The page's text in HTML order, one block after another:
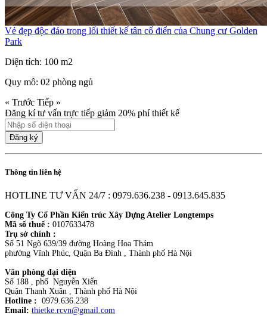
Vẻ đẹp độc đáo trong lối thiết kế tân cổ điển của Chung cư Golden
Park
Diện tích: 100 m2
Quy mô: 02 phòng ngủ
« Trước Tiếp »
Đăng kí tư vấn trực tiếp giảm 20% phí thiết kế
Đăng ký
Thông tin liên hệ
HOTLINE TƯ VẤN 24/7 : 0979.636.238 - 0913.645.835
Công Ty Cổ Phần Kiến trúc Xây Dựng Atelier Longtemps
Mã số thuế : 0107633478
Trụ sở chính :
Số 51 Ngõ 639/39 đường Hoàng Hoa Thám
phường Vĩnh Phúc, Quận Ba Đình , Thành phố Hà Nội
Văn phòng đại diện
Số 188 , phố Nguyễn Xiển
Quận Thanh Xuân , Thành phố Hà Nội
Hotline : 0979.636.238
Email: thietke.rcvn@gmail.com